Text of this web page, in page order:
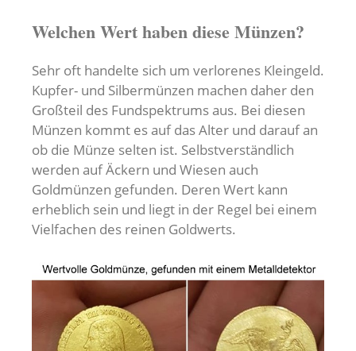
Welchen Wert haben diese Münzen?
Sehr oft handelte sich um verlorenes Kleingeld.
Kupfer- und Silbermünzen machen daher den
Großteil des Fundspektrums aus. Bei diesen
Münzen kommt es auf das Alter und darauf an
ob die Münze selten ist. Selbstverständlich
werden auf Äckern und Wiesen auch
Goldmünzen gefunden. Deren Wert kann
erheblich sein und liegt in der Regel bei einem
Vielfachen des reinen Goldwerts.